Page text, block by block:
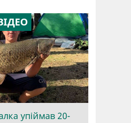
упіймав 20-